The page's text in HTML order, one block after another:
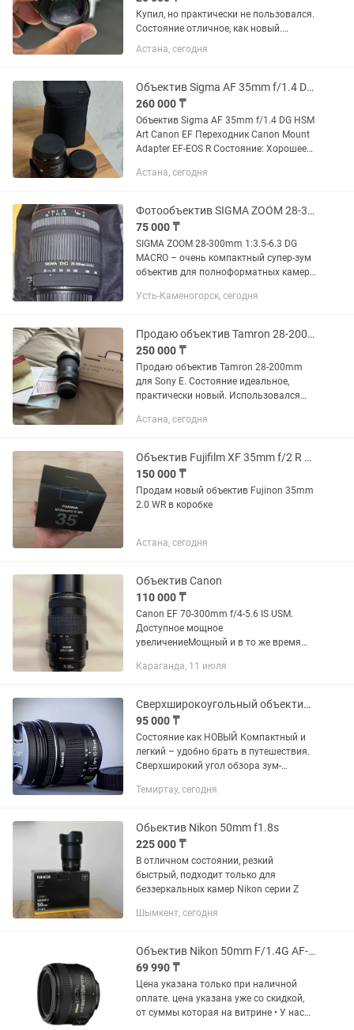
Купил, но практически не пользовался.
Состояние отличное, как новый.
Идеально подходит для макросъемки:
цветы, насекомые, украшения,
фокусировка на расстоянии...
Астана, сегодня
Объектив Sigma AF 35mm f/1.4 DG HSM Art Canon EF Переходник Canon
260 000 ₸
Объектив Sigma AF 35mm f/1.4 DG HSM
Art Canon EF Переходник Canon Mount
Adapter EF-EOS R Состояние: Хорошее
Астана, сегодня
Фотообъектив SIGMA ZOOM 28-300mm 13.5-6.3 DG MACRO
75 000 ₸
SIGMA ZOOM 28-300mm 1:3.5-6.3 DG
MACRO – очень компактный супер-зум
объектив для полноформатных камер.
разных брендов. Имеет отличную
Усть-Каменогорск, сегодня
Продаю объектив Tamron 28-200mm для Sony E.
250 000 ₸
Продаю объектив Tamron 28-200mm
для Sony E. Состояние идеальное,
практически новый. Использовался
съемок. Полный комплект: коробка,
Астана, сегодня
Объектив Fujifilm XF 35mm f/2 R WR
150 000 ₸
Продам новый объектив Fujinon 35mm
2.0 WR в коробке
Астана, сегодня
Объектив Canon
110 000 ₸
Canon EF 70-300mm f/4-5.6 IS USM.
Доступное мощное
увеличениеМощный и в то же время
5.6 IS USM идеально подойдет
спорт, и...
Караганда, 11 июля
Сверхширокоугольный объектив Canon EF-S 10-18mm f/4.5-5.6 IS STM
95 000 ₸
Состояние как НОВЫЙ Компактный и
легкий – удобно брать в путешествия.
Сверхширокий угол обзора зум-
больше деталей, добавляя
пейзажам,...
Темиртау, сегодня
Обьектив Nikon 50mm f1.8s
225 000 ₸
В отличном состоянии, резкий
быстрый, подходит только для
беззеркальных камер Nikon серии Z
Шымкент, сегодня
Объектив Nikon 50mm F/1.4G AF-S Nikkor Гарантия Магазин Red Geek
69 990 ₸
Цена указана только при наличной
оплате. цена указана уже со скидкой,
от суммы которая на витрине • У нас